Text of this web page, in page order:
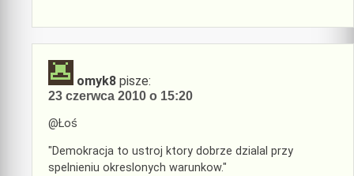
omyk8 pisze:
23 czerwca 2010 o 15:20
@Łoś
"Demokracja to ustroj ktory dobrze dzialal przy
spelnieniu okreslonych warunkow."